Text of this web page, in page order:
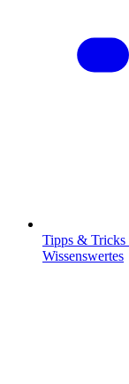
Tipps & Tricks
Wissenswertes